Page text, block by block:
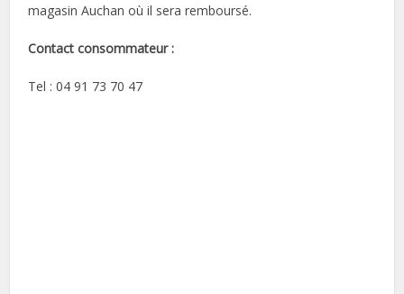
magasin Auchan où il sera remboursé.
Contact consommateur :
Tel : 04 91 73 70 47